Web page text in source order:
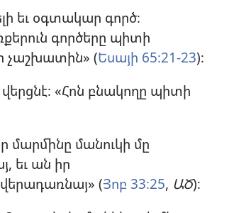
եւ օգտակար գործ։
գործերը պիտի
չաշխատին» (Եսայի 65։21-23)։
«Հոն բնակողը պիտի
մարմինը մանուկի մը
եւ ան իր
(Յոբ 33։25, ԱԾ)։